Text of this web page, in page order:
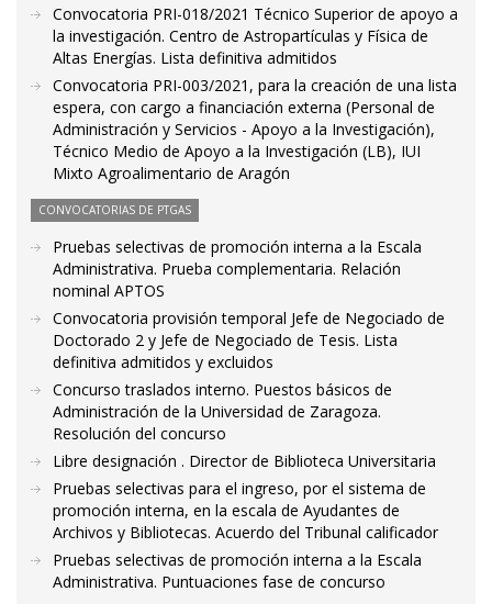
Convocatoria PRI-018/2021 Técnico Superior de apoyo a
la investigación. Centro de Astropartículas y Física de
Altas Energías. Lista definitiva admitidos
Convocatoria PRI-003/2021, para la creación de una lista
espera, con cargo a financiación externa (Personal de
Administración y Servicios - Apoyo a la Investigación),
Técnico Medio de Apoyo a la Investigación (LB), IUI
Mixto Agroalimentario de Aragón
CONVOCATORIAS DE PTGAS
Pruebas selectivas de promoción interna a la Escala
Administrativa. Prueba complementaria. Relación
nominal APTOS
Convocatoria provisión temporal Jefe de Negociado de
Doctorado 2 y Jefe de Negociado de Tesis. Lista
definitiva admitidos y excluidos
Concurso traslados interno. Puestos básicos de
Administración de la Universidad de Zaragoza.
Resolución del concurso
Libre designación . Director de Biblioteca Universitaria
Pruebas selectivas para el ingreso, por el sistema de
promoción interna, en la escala de Ayudantes de
Archivos y Bibliotecas. Acuerdo del Tribunal calificador
Pruebas selectivas de promoción interna a la Escala
Administrativa. Puntuaciones fase de concurso